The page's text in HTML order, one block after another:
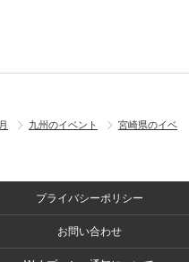
九州のイベント
宮崎県のイベ
プライバシーポリシー
お問い合わせ